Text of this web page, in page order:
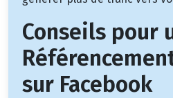
Conseils pour
sur Facebook